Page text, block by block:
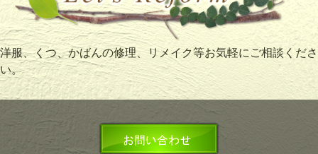
洋服、くつ、かばんの修理、リメイク等お気軽にご相談くださ
い。